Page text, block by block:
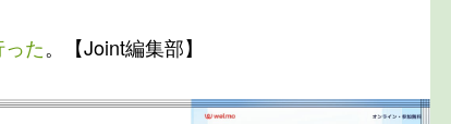
た。【Joint編集部】